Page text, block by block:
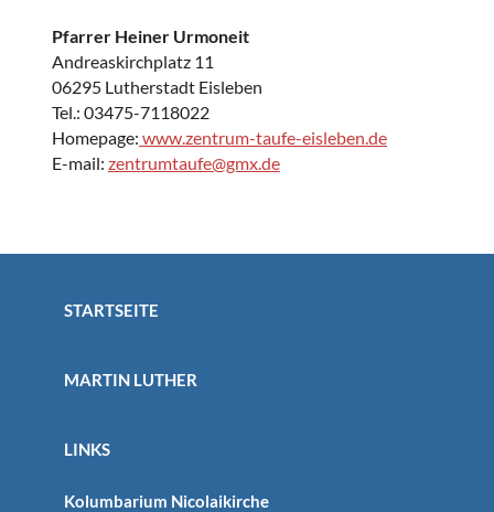
Pfarrer Heiner Urmoneit
Andreaskirchplatz 11
06295 Lutherstadt Eisleben
Tel.: 03475-7118022
Homepage: www.zentrum-taufe-eisleben.de
E-mail: zentrumtaufe@gmx.de
STARTSEITE
MARTIN LUTHER
LINKS
Kolumbarium Nicolaikirche